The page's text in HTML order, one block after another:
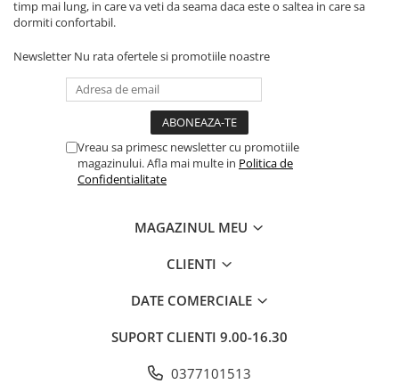
timp mai lung, in care va veti da seama daca este o saltea in care sa
dormiti confortabil.
Newsletter Nu rata ofertele si promotiile noastre
Vreau sa primesc newsletter cu promotiile
magazinului. Afla mai multe in Politica de
Confidentialitate
MAGAZINUL MEU
CLIENTI
DATE COMERCIALE
SUPORT CLIENTI 9.00-16.30
0377101513